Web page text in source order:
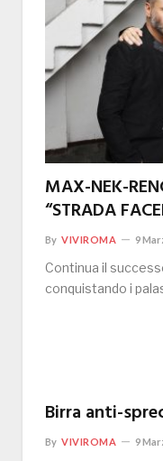
MAX-NEK-
“STRADA
By VIVIROMA 9
Continua il
conquistando i
Birra anti-
By VIVIROMA 9